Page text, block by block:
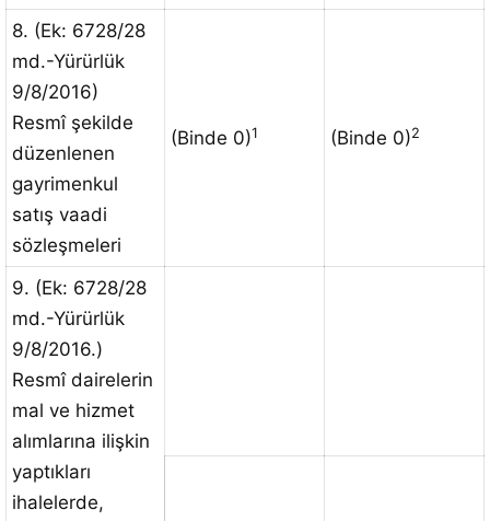
8. (Ek: 6728/28
md.-Yürürlük
9/8/2016)
Resmî şekilde
düzenlenen
gayrimenkul
satış vaadi
sözleşmeleri
(Binde 0)1 (Binde 0)2
9. (Ek: 6728/28
md.-Yürürlük
9/8/2016.)
Resmî dairelerin
mal ve hizmet
alımlarına ilişkin
yaptıkları
ihalelerde,